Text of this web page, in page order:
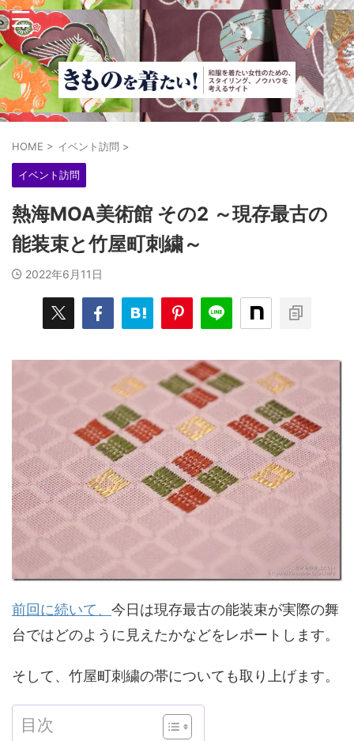
HOME > イベント訪問 >
イベント訪問
熱海MOA美術館 その2 ～現存最古の
能装束と竹屋町刺繍～
2022年6月11日
前回に続いて、 今日は現存最古の能装束が実際の舞
台ではどのように見えたかなどをレポートします。
そして、竹屋町刺繍の帯についても取り上げます。
目次